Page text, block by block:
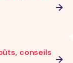
conseils